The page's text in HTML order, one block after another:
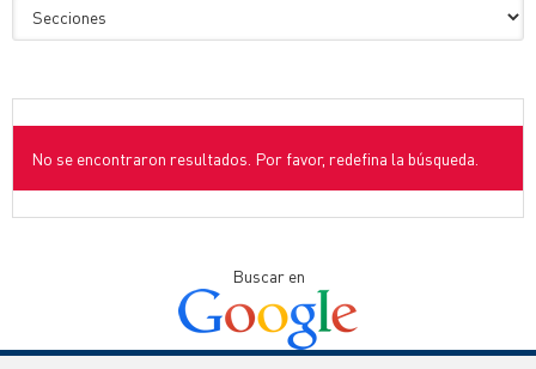
No se encontraron resultados. Por favor, redefina la búsqueda.
Buscar en